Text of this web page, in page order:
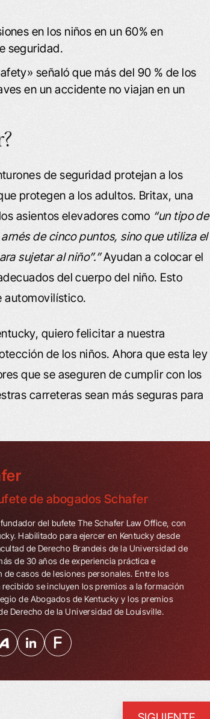
en los niños en un 60% en
seguridad.
señaló que más del 90 % de los
en un accidente no viajan en un
de seguridad protejan a los
protegen a los adultos. Britax, una
asientos elevadores como “un tipo de
de cinco puntos, sino que utiliza el
sujetar al niño”.”Ayudan a colocar el
del cuerpo del niño. Esto
automovilístico.
quiero felicitar a nuestra
de los niños. Ahora que esta ley
que se aseguren de cumplir con los
carreteras sean más seguras para
de abogados Schafer
del bufete The Schafer Law Office, con
Habilitado para ejercer en Kentucky desde
de Derecho Brandeis de la Universidad de
de 30 años de experiencia práctica e
de casos de lesiones personales. Entre los
se incluyen los premios a la formación
de Abogados de Kentucky y los premios
Derecho de la Universidad de Louisville.